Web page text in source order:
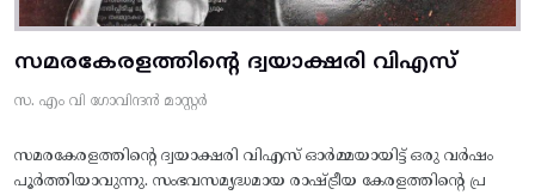
സമരകേരളത്തിൻ്റെ ദ്വയാക്ഷരി വിഎസ്
സ. എം വി ഗോവിന്ദൻ മാസ്റ്റർ
സമരകേരളത്തിൻ്റെ ദ്വയാക്ഷരി വിഎസ് ഓർമ്മയായിട്ട് ഒരു വർഷം
പൂർത്തിയാവുന്നു. സംഭവസമൃദ്ധമായ രാഷ്ട്രീയ കേരളത്തിന്റെ പ്ര